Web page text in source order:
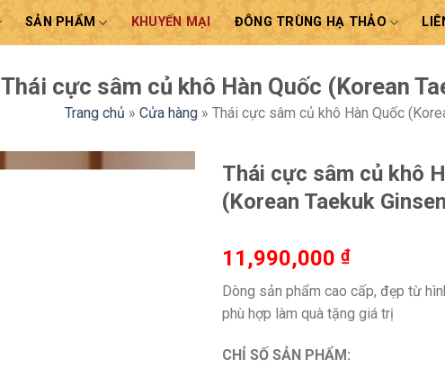
SẢN PHẨM KHUYẾN MẠI ĐÔNG TRÙNG HẠ THẢO
Thái cực sâm củ khô Hàn Quốc (Korean
Trang chủ » Cửa hàng » Thái cực sâm củ khô Hàn Quốc
Thái cực sâm củ khô
(Korean Taekuk
11,990,000 ₫
Dòng sản phẩm cao cấp, đẹp từ
phù hợp làm quà tặng giá trị
CHỈ SỐ SẢN PHẨM: